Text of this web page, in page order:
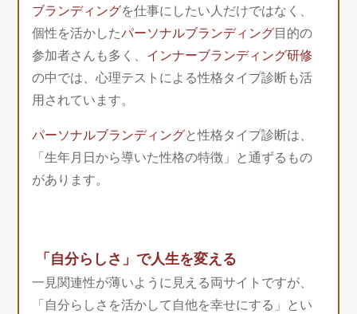
ブランディングを仕事にしたい人だけではなく、
個性を活かしたパーソナルブランディング目的の
参加者さんも多く、 インナーブランディング研修
の中では、心理テストによる性格タイプ診断も活
用されています。
パーソナルブランディングと性格タイプ診断は、
「生年月日から導いた性格の特徴」と通ずるもの
があります。
「自分らしさ」で人生を変える
一見関連性が薄いように見える両サイトですが、
「自分らしさを活かして自他を幸せにする」とい